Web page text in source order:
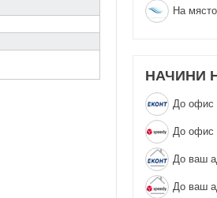
На
НАЧИНИ
До офис
До офис
До ваш
До ваш